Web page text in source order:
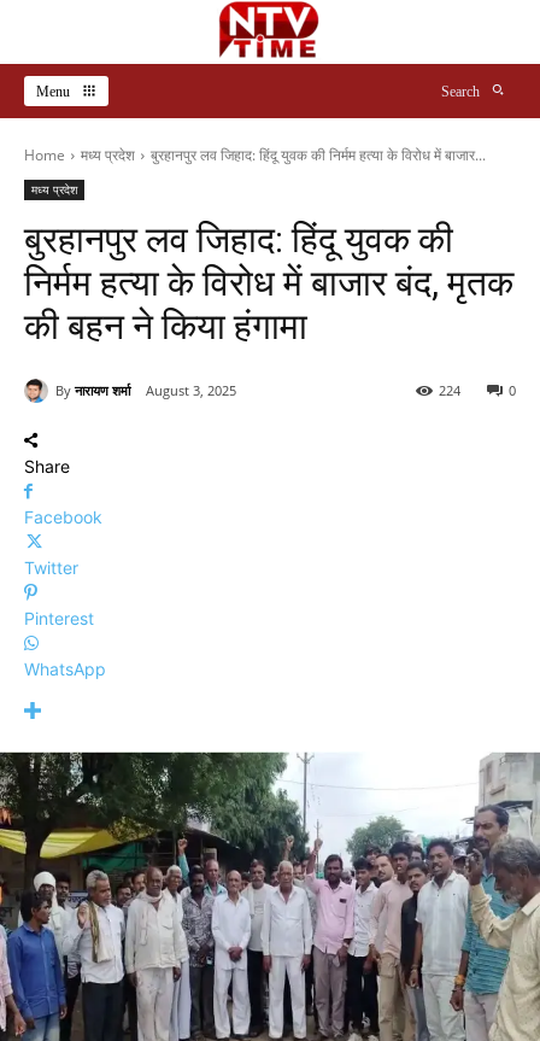
Menu Search
Home मध्य प्रदेश बुरहानपुर लव जिहाद: हिंदू युवक की निर्मम हत्या के विरोध में बाजार...
मध्य प्रदेश
बुरहानपुर लव जिहाद: हिंदू युवक की
निर्मम हत्या के विरोध में बाजार बंद, मृतक
की बहन ने किया हंगामा
By नारायण शर्मा August 3, 2025 0
224
Share
Facebook
Twitter
Pinterest
WhatsApp